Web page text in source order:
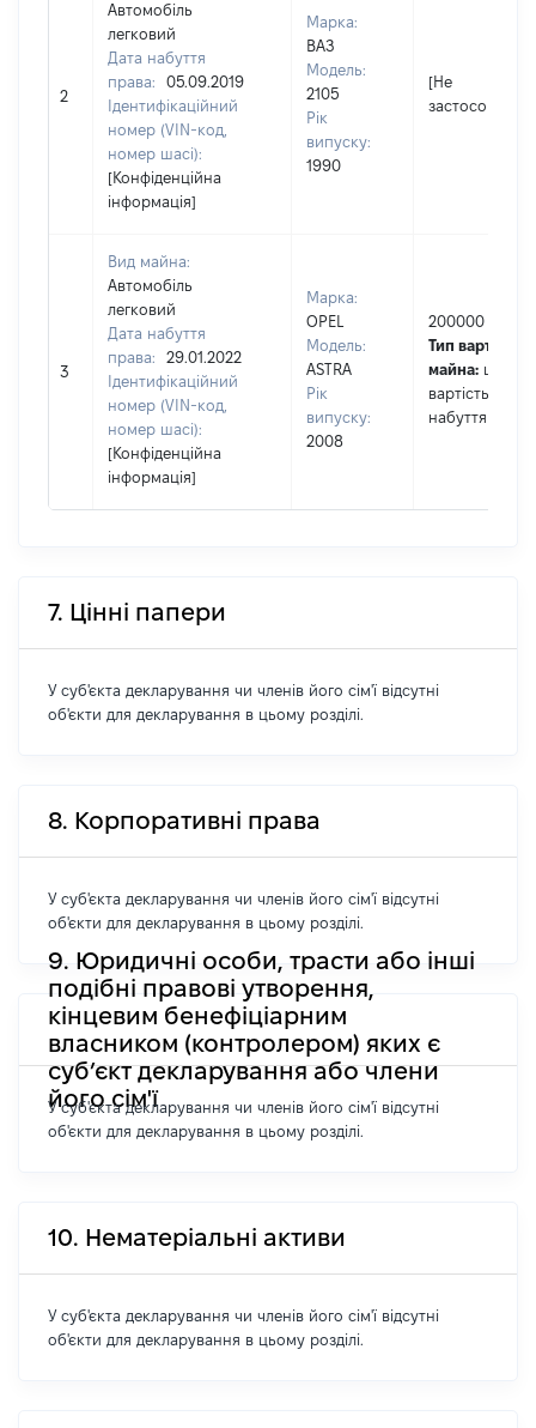
2
Автомобіль
легковий
Дата набуття
права:
05.09.2019
Ідентифікаційний
номер (VIN-код,
номер шасі):
[Конфіденційна
інформація]
Марка:
ВАЗ
Модель:
2105
Рік
випуску:
1990
[Не
3
Вид майна:
Автомобіль
легковий
Дата набуття
права:
29.01.2022
Ідентифікаційний
номер (VIN-код,
номер шасі):
[Конфіденційна
інформація]
Марка:
OPEL
Модель:
ASTRA
Рік
випуску:
2008
200000
Тип вартості
майна: це
вартість на
набуття права
7. Цінні папери
У суб'єкта декларування чи членів його сім'ї відсутні
об'єкти для декларування в цьому розділі.
8. Корпоративні права
У суб'єкта декларування чи членів його сім'ї відсутні
об'єкти для декларування в цьому розділі.
9. Юридичні особи, трасти або інші
подібні правові утворення,
кінцевим бенефіціарним
власником (контролером) яких є
суб’єкт декларування або члени
його сім'ї
У суб'єкта декларування чи членів його сім'ї відсутні
об'єкти для декларування в цьому розділі.
10. Нематеріальні активи
У суб'єкта декларування чи членів його сім'ї відсутні
об'єкти для декларування в цьому розділі.